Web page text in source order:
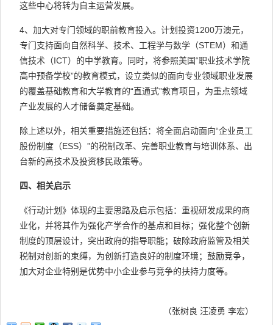
这些中心将转为自主运营发展。
4、加大对专门领域的职前教育投入。计划投资1200万澳元，
专门支持面向自然科学、技术、工程学与数学（STEM）和通
信技术（ICT）的中学教育。同时，将参照美国“职业技术学院
高中预备学校”的教育模式，设立类似的面向专业领域职业发展
的覆盖基础教育和大学教育的“直通式”教育项目，为重点领域
产业发展的人才储备奠定基础。
除上述以外，相关重要措施还包括：将全面启动面向“企业员工
股份制度（ESS）”的税制改革、完善职业教育与培训体系、出
台新的高技术及投资移民政策等。
四、相关启示
《行动计划》体现的主要思路及启示包括：重视研发成果的商
业化，并将其作为强化产学合作的基点和目标；强化整个创新
制度的顶层设计，突出政府的指导职能；破除政府监管及相关
税制对创新的束缚，为创新打造良好的制度环境；鼓励竞争，
加大对企业特别是优势中小企业参与竞争的扶持力度等。
（张树良 汪凌勇 李宏）